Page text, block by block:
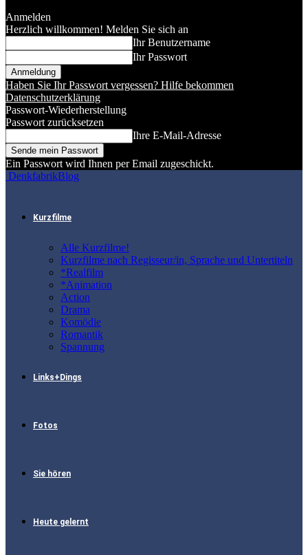
Anmelden
Herzlich willkommen! Melden Sie sich an
Ihr Benutzername
Ihr Passwort
Haben Sie Ihr Passwort vergessen? Hilfe bekommen
Datenschutzerklärung
Passwort-Wiederherstellung
Passwort zurücksetzen
Ihre E-Mail-Adresse
Ein Passwort wird Ihnen per Email zugeschickt.
DenkfabrikBlog
Kurzfilme
Alle Kurzfilme!
Kurzfilme nach Regisseur/in, Sprache und Untertiteln
*Realfilm
*Animation
Action
Drama
Komödie
Romantik
Spannung
Links+Dings
Fotos
Sie hören
Heute gelernt